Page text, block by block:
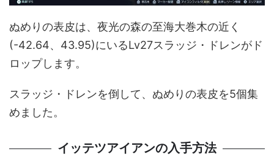
ぬめりの表皮は、夜光の森の至海大巻木の近く
(-42.64、43.95)にいるLv27スラッジ・ドレンがド
ロップします。
スラッジ・ドレンを倒して、ぬめりの表皮を5個集
めました。
イッテツアイアンの入手方法